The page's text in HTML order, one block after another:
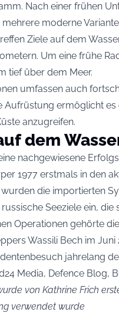
Nach einer frühen
moderne
Ziele auf dem
Um eine frühe
tief über dem Meer.
umfassen auch
Aufrüstung ermöglicht
anzugreifen.
dem
nachgewiesene
1977 erstmals in den
die importierten
Seeziele ein,
Operationen gehörte
Wassili Bech im
jahrelang
Media, Defence Blog,
von Kathrine Frich
verwendet wurde